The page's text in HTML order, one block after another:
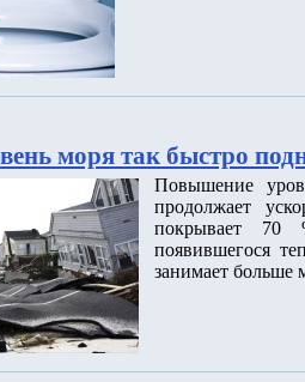
моря так быстро
Повышение
продолжает
покрывает 70
появившегося
занимает больше